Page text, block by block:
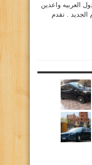
العربيه واعدين
الجديد . تقدم